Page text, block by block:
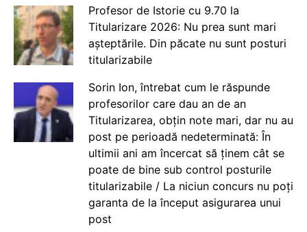
Profesor de Istorie cu 9.70 la
Titularizare 2026: Nu prea sunt mari
așteptările. Din păcate nu sunt posturi
titularizabile
Sorin Ion, întrebat cum le răspunde
profesorilor care dau an de an
Titularizarea, obțin note mari, dar nu au
post pe perioadă nedeterminată: În
ultimii ani am încercat să ținem cât se
poate de bine sub control posturile
titularizabile / La niciun concurs nu poți
garanta de la început asigurarea unui
post